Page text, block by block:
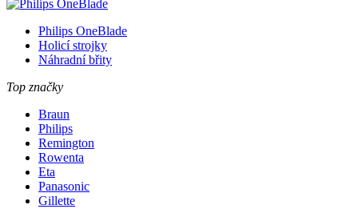
Philips OneBlade
Holicí strojky
Náhradní břity
Top značky
Braun
Philips
Remington
Rowenta
Eta
Panasonic
Gillette